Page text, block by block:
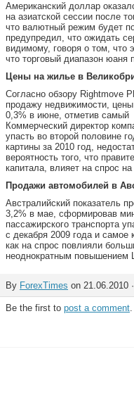
Американский доллар
на азиатской сессии после
что валютный режим будет
предупредил, что ожидать
видимому, говоря о том, что
что торговый диапазон юаня
Цены на жилье в
Согласно обзору Rightmove
продажу недвижимости,
0,3% в июне, отметив самый
Коммерческий директор
упасть во второй половине
картины за 2010 год,
вероятность того, что
капитала, влияет на спрос на
Продажи автомобилей в
Австралийский показатель
3,2% в мае, сформировав
пассажирского транспорта
с декабря 2009 года и самое
как на спрос повлияли
неоднократным повышением
By ForexTimes on 21.06.2010
Be the first to post a comment.